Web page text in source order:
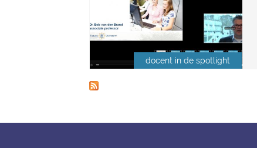
docent in de spotlight